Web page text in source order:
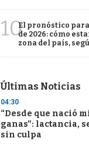
10El pronóstico
de 2026: cómo
zona del país,
Últimas Noticias
04:30
“Desde que nació
ganas”: lactancia,
sin culpa